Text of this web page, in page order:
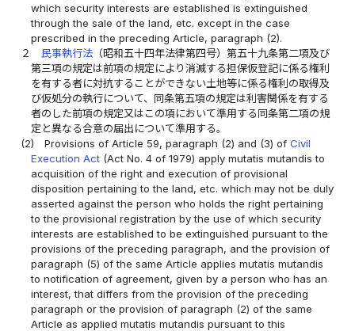
which security interests are established is extinguished
through the sale of the land, etc. except in the case
prescribed in the preceding Article, paragraph (2).
２
民事執行法 （昭和五十四年法律第四号）第五十九条第二項及び
第三項の規定は前項の規定により消滅する担保仮登記に係る権利
を有する者に対抗することができない土地等に係る権利の取得及
び仮処分の執行について、同条第五項の規定は利害関係を有する
者のした前項の規定又はこの項において準用する同条第二項の規
定と異なる合意の届出について準用する。
(2)
Provisions of Article 59, paragraph (2) and (3) ofCivil
Execution Act (Act No. 4 of 1979) apply mutatis mutandis to
acquisition of the right and execution of provisional
disposition pertaining to the land, etc. which may not be duly
asserted against the person who holds the right pertaining
to the provisional registration by the use of which security
interests are established to be extinguished pursuant to the
provisions of the preceding paragraph, and the provision of
paragraph (5) of the same Article applies mutatis mutandis
to notification of agreement, given by a person who has an
interest, that differs from the provision of the preceding
paragraph or the provision of paragraph (2) of the same
Article as applied mutatis mutandis pursuant to this